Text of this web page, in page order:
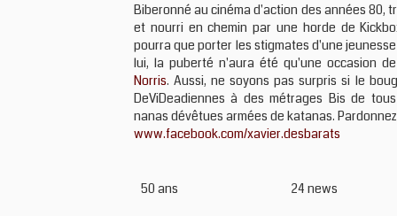
Biberonné au cinéma d'action des années 80,
et nourri en chemin par une horde de
pourra que porter les stigmates d'une
lui, la puberté n'aura été qu'une occasion
Norris. Aussi, ne soyons pas surpris si le
DeViDeadiennes à des métrages Bis de
nanas dévêtues armées de katanas.
www.facebook.com/xavier.desbarats
50 ans 24 news